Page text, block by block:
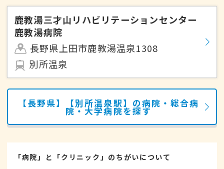
鹿教湯三才山リハビリテーションセンター
鹿教湯病院
長野県上田市鹿教湯温泉1308
別所温泉
【長野県】【別所温泉駅】の病院・総合病
院・大学病院を探す
「病院」と「クリニック」のちがいについて